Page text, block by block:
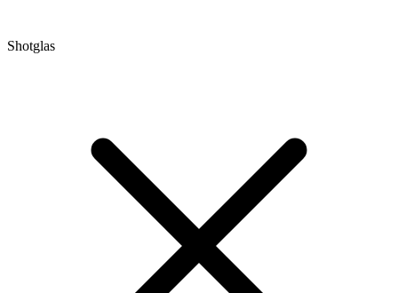
Shotglas